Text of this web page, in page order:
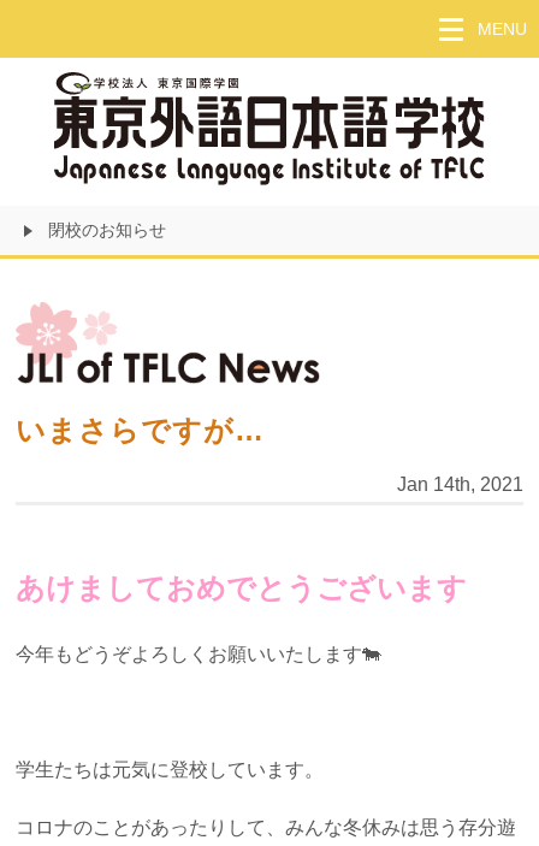
content
閉校のお知らせ
MENU
いまさらですが…
Jan 14th, 2021
あけましておめでとうございます
今年もどうぞよろしくお願いいたします🐄
学生たちは元気に登校しています。
コロナのことがあったりして、みんな冬休みは思う存分遊